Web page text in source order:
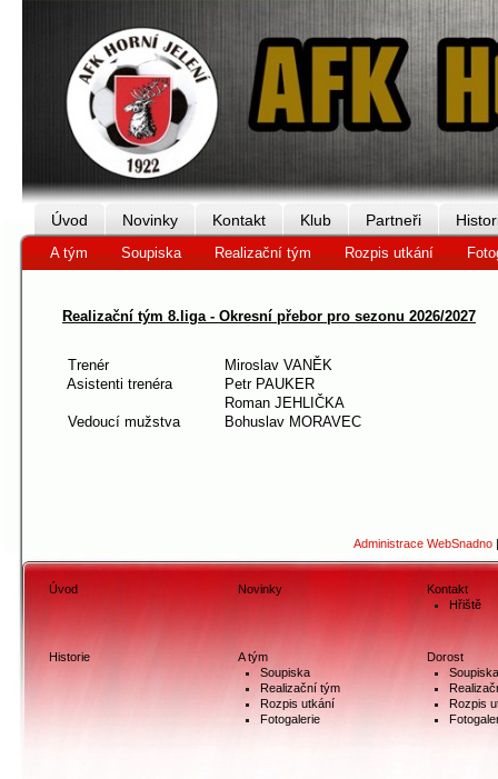
Úvod Novinky Kontakt Klub Partneři
A tým Soupiska Realizační tým Rozpis utkání
Realizační tým 8.liga - Okresní přebor pro sezonu 2026/2027
Trenér
Miroslav VANĚK
Asistenti trenéra
Petr PAUKER
Roman JEHLIČKA
Vedoucí mužstva
Bohuslav MORAVEC
Administrace WebSnadno
Úvod Novinky
Kontakt
Hřiště
Historie
A tým
Soupiska
Realizační tým
Rozpis utkání
Fotogalerie
Dorost
Soupiska
Rozpis